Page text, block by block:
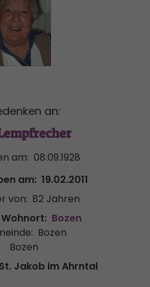
an:
am: 08.09.1928
am: 19.02.2011
von: 82 Jahren
Bozen
Bozen
Bozen
St. Jakob im Ahrntal